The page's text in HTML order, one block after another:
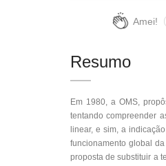
Amei!
Resumo
Em 1980, a OMS,
tentando compreender
linear, e sim, a
funcionamento global
proposta de substituir a